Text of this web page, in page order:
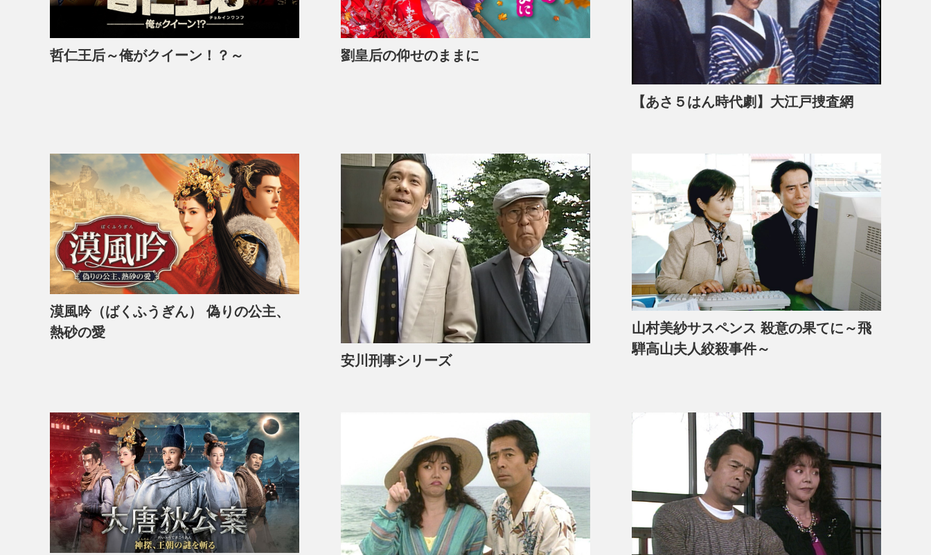
哲仁王后～俺がクイーン！？～ 劉皇后の仰せのままに
【あさ５はん時代劇】大江戸捜査網
漠風吟（ばくふうぎん） 偽りの公主、
熱砂の愛
安川刑事シリーズ
山村美紗サスペンス 殺意の果てに～飛
騨高山夫人絞殺事件～